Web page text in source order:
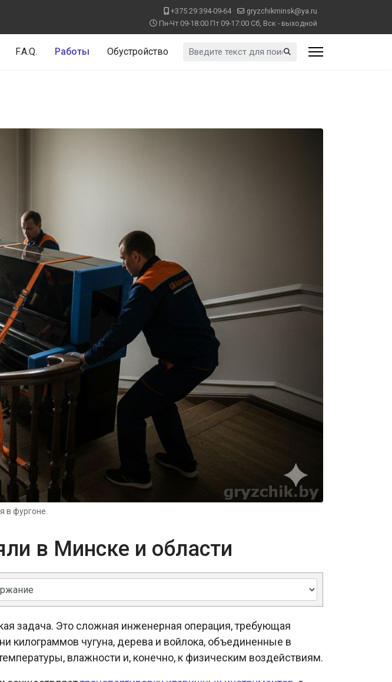
+375 29 394-09-64
gryzchikminsk@ya.ru
Пн-Чт 09-18:00 Пт 09-17:00 Сб, Вск - выходной
F.A.Q. Работы Обустройство Искать...
в фургоне.
в Минске и области
задача. Это сложная инженерная операция, требующая
килограммов чугуна, дерева и войлока, объединенные в
влажности и, конечно, к физическим воздействиям.